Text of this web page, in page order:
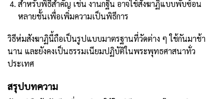
สำหรับพิธีสำคัญ เช่น งานกฐิน อาจใช้สังฆาฏิแบบพับซ้อน
หลายชั้นเพื่อเพิ่มความเป็นพิธีการ
วิธีห่มสังฆาฏินี้ถือเป็นรูปแบบมาตรฐานที่วัดต่าง ๆ ใช้กันมาช้า
นาน และยังคงเป็นธรรมเนียมปฏิบัติในพระพุทธศาสนาทั่ว
ประเทศ
สรุปบทความ